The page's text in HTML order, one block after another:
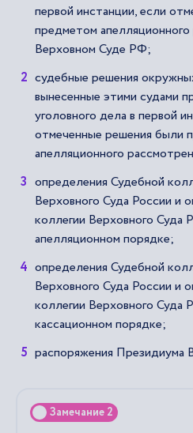
первой инстанции, если
предметом
Верховном Суде РФ;
судебные решения
вынесенные этими судами
уголовного дела в первой
отмеченные решения были
апелляционного
определения Судебной
Верховного Суда России и
коллегии Верховного Суда
апелляционном порядке;
определения Судебной
Верховного Суда России и
коллегии Верховного Суда
кассационном порядке;
распоряжения Президиума
Замечание 2